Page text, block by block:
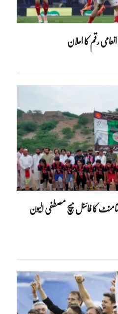
کا فائنل میچ مصطفی الیون